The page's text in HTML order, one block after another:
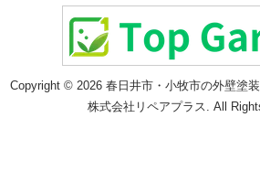
Copyright © 2026 春日井市・小牧市の外壁塗
株式会社リペアプラス. All